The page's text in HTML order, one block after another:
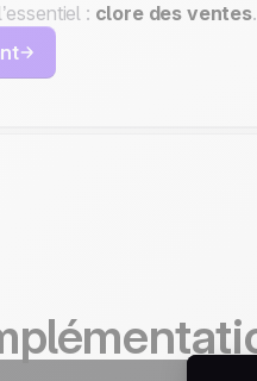
: clore des ventes.